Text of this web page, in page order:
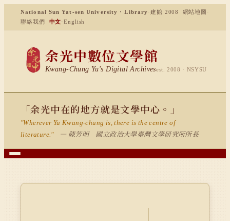
National Sun Yat-sen University · Library ·建館 2008 網站地圖 ·
聯絡我們
中文·English
余光中數位文學館
Kwang-Chung Yu's Digital Archivesest. 2008 · NSYSU
「余光中在的地方就是文學中心。」
"Wherever Yu Kwang-chung is, there is the centre of
literature."
— 陳芳明 國立政治大學臺灣文學研究所所長